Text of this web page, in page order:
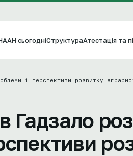
сьогодніСтруктураАтестація та
і перспективи розвитку